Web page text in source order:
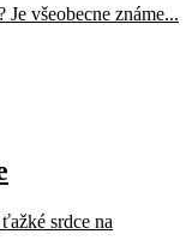
všeobecne známe...
srdce na